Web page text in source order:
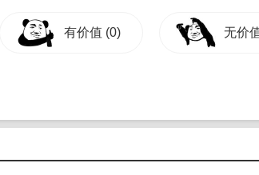
有价值 (0) 无价